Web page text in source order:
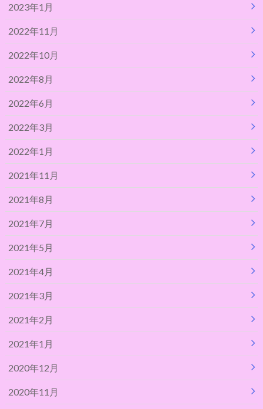
2023年1月
2022年11月
2022年10月
2022年8月
2022年6月
2022年3月
2022年1月
2021年11月
2021年8月
2021年7月
2021年5月
2021年4月
2021年3月
2021年2月
2021年1月
2020年12月
2020年11月